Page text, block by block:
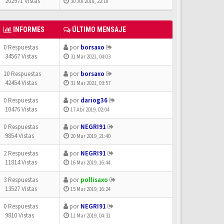
INFORMES ÚLTIMO MENSAJE
0 Respuestas
34567 Vistas
porborsaxo
31 Mar 2021, 04:03
10 Respuestas
42454 Vistas
porborsaxo
31 Mar 2021, 03:57
0 Respuestas
10476 Vistas
pordariog36
17 Abr 2019, 02:04
0 Respuestas
9854 Vistas
porNEGRI91
20 Mar 2019, 21:40
2 Respuestas
11814 Vistas
porNEGRI91
16 Mar 2019, 16:44
3 Respuestas
13527 Vistas
porpollisaxo
15 Mar 2019, 16:24
0 Respuestas
9810 Vistas
porNEGRI91
11 Mar 2019, 04:31